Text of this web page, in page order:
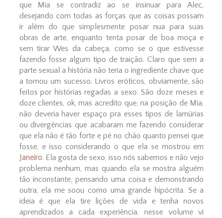
que Mia se contradiz ao se insinuar para Alec,
desejando com todas as forças que as coisas possam
ir além do que simplesmente posar nua para suas
obras de arte, enquanto tenta posar de boa moça e
sem tirar Wes da cabeça, como se o que estivesse
fazendo fosse algum tipo de traição. Claro que sem a
parte sexual a história não teria o ingrediente chave que
a tornou um sucesso. Livros eróticos, obviamente, são
feitos por histórias regadas a sexo. São doze meses e
doze clientes, ok, mas acredito que, na posição de Mia,
não deveria haver espaço pra esses tipos de lamúrias
ou divergências que acabaram me fazendo considerar
que ela não é tão forte e pé no chão quanto pensei que
fosse, e isso considerando o que ela se mostrou em
Janeiro. Ela gosta de sexo, isso nós sabemos e não vejo
problema nenhum, mas quando ela se mostra alguém
tão inconstante, pensando uma coisa e demonstrando
outra, ela me soou como uma grande hipócrita. Se a
ideia é que ela tire lições de vida e tenha novos
aprendizados a cada experiência, nesse volume vi